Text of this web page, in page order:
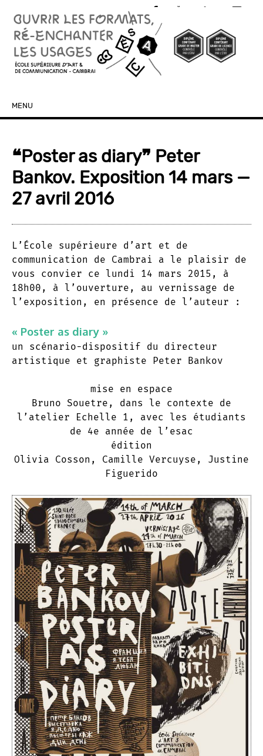
MENU
❝Poster as diary❞ Peter
Bankov. Exposition 14 mars —
27 avril 2016
L’École supérieure d’art et de
communication de Cambrai a le plaisir de
vous convier ce lundi 14 mars 2015, à
18h00, à l’ouverture, au vernissage de
l’exposition, en présence de l’auteur :
« Poster as diary »
un scénario-dispositif du directeur
artistique et graphiste Peter Bankov
mise en espace
Bruno Souetre, dans le contexte de
l’atelier Echelle 1, avec les étudiants
de 4e année de l’esac
édition
Olivia Cosson, Camille Vercuyse, Justine
Figuerido